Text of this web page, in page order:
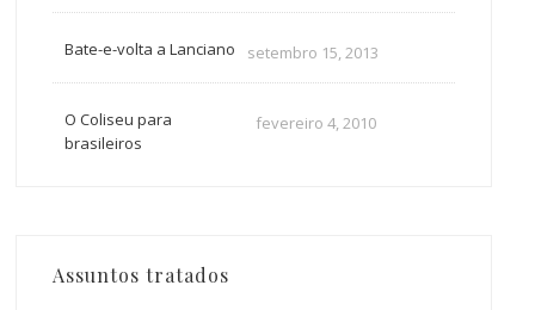
Bate-e-volta a Lanciano setembro 15, 2013
O Coliseu para
brasileiros
fevereiro 4, 2010
Assuntos tratados